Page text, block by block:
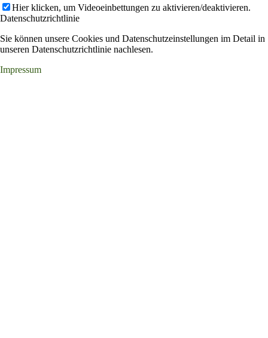
Hier klicken, um Videoeinbettungen zu aktivieren/deaktivieren.
Datenschutzrichtlinie
Sie können unsere Cookies und Datenschutzeinstellungen im Detail in
unseren Datenschutzrichtlinie nachlesen.
Impressum